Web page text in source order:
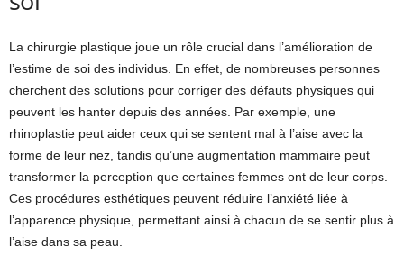
La chirurgie plastique joue un rôle crucial dans l’amélioration de
l’estime de soi des individus. En effet, de nombreuses personnes
cherchent des solutions pour corriger des défauts physiques qui
peuvent les hanter depuis des années. Par exemple, une
rhinoplastie peut aider ceux qui se sentent mal à l’aise avec la
forme de leur nez, tandis qu’une augmentation mammaire peut
transformer la perception que certaines femmes ont de leur corps.
Ces procédures esthétiques peuvent réduire l’anxiété liée à
l’apparence physique, permettant ainsi à chacun de se sentir plus à
l’aise dans sa peau.